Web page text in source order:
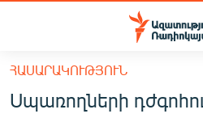
Մատչելիության
հիմնական
բովանդակությանը
ՀԱՅԱՍՏԱՆ
ՀԱՍԱՐԱԿՈՒԹՅՈՒՆ
Սպառողների